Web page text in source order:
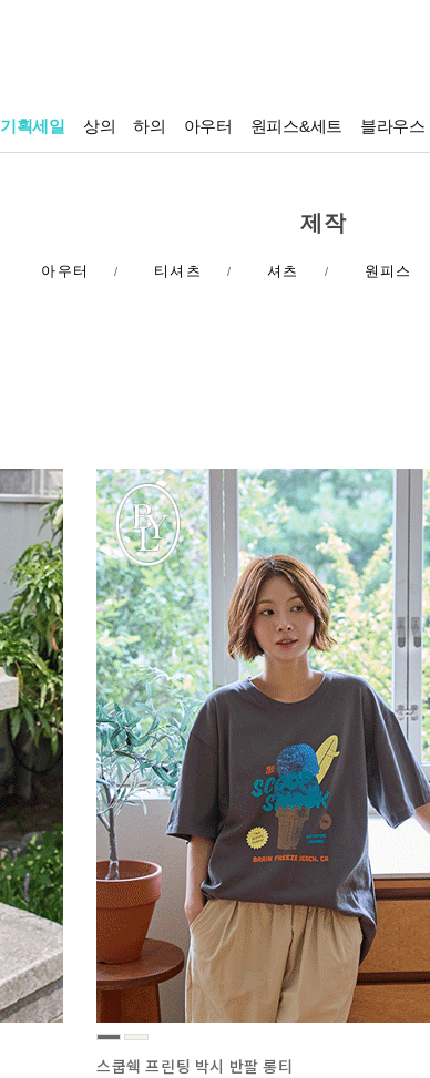
기획세일 상의 하의 아우터 원피스&세트 블라우스
제작
아우터 / 티셔츠 / 셔츠 / 원피스
스쿱쉑 프린팅 박시 반팔 롱티